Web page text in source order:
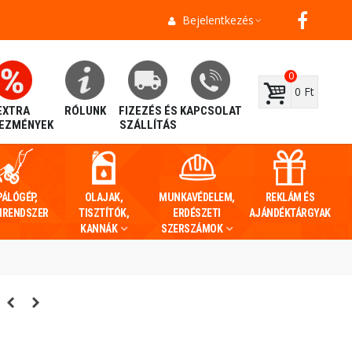
Bejelentkezés
RÓLUNK
FIZEZÉS ÉS
SZÁLLÍTÁS
KAPCSOLAT
0
0 Ft
OLAJAK,
TISZTÍTÓK,
KANNÁK
MUNKAVÉDELEM,
ERDÉSZETI
SZERSZÁMOK
REKLÁM ÉS
AJÁNDÉKTÁRGYAK